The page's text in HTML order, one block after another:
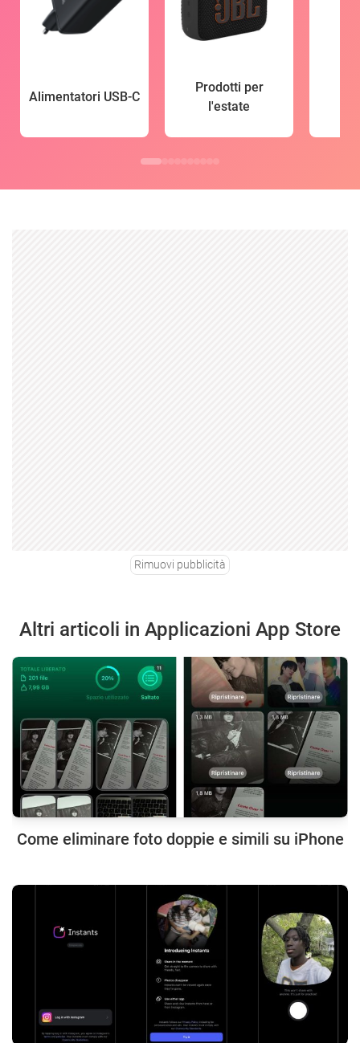
Alimentatori USB-C
Prodotti per
l'estate
Rimuovi pubblicità
Altri articoli in Applicazioni App Store
Come eliminare foto doppie e simili su iPhone